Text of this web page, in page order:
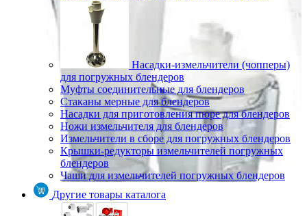
Насадки-измельчители (чопперы)
для погружных блендеров
Муфты соединительные для блендеров
Стаканы мерные для блендеров
Насадки для приготовления пюре для блендеров
Ножи измельчителя для блендеров
Измельчители в сборе для погружных блендеров
Крышки-редукторы измельчителей погружных
блендеров
Чаши для измельчителей погружных блендеров
Другие товары каталога